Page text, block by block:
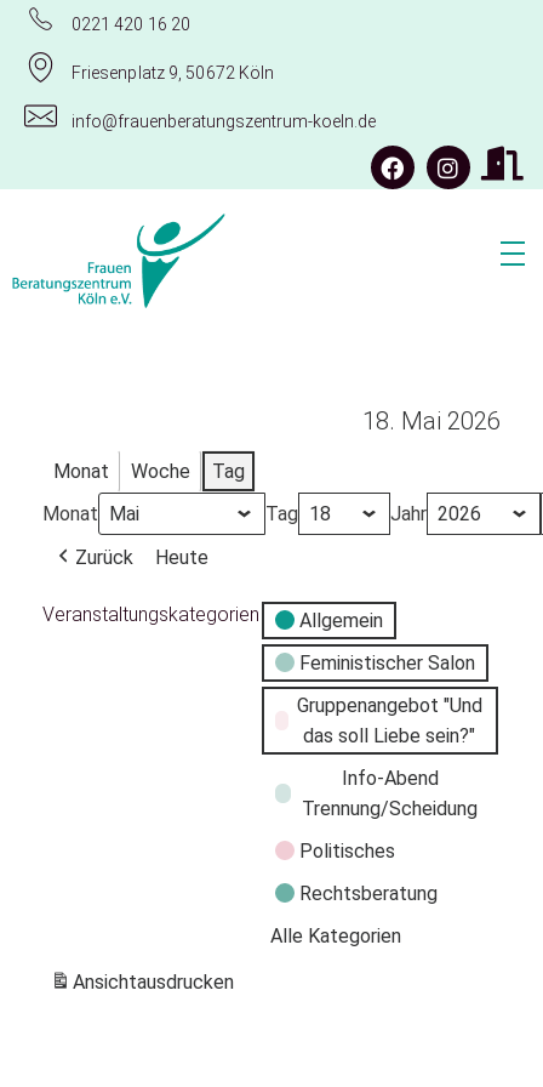
0221 420 16 20
Friesenplatz 9, 50672 Köln
info@frauenberatungszentrum-koeln.de
18. Mai 2026
Monat Woche
Tag
Monat
Tag
Jahr
Zurück
Heute
Veranstaltungskategorien
Allgemein
Feministischer Salon
Gruppenangebot "Und
das soll Liebe sein?"
Info-Abend
Trennung/Scheidung
Politisches
Rechtsberatung
Alle Kategorien
Ansichtausdrucken